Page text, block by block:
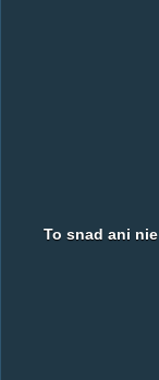
To snad ani